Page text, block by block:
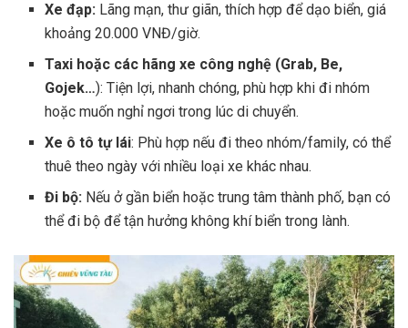
Xe đạp: Lãng mạn, thư giãn, thích hợp để dạo biển, giá
khoảng 20.000 VNĐ/giờ.
Taxi hoặc các hãng xe công nghệ (Grab, Be,
Gojek…): Tiện lợi, nhanh chóng, phù hợp khi đi nhóm
hoặc muốn nghỉ ngơi trong lúc di chuyển.
Xe ô tô tự lái: Phù hợp nếu đi theo nhóm/family, có thể
thuê theo ngày với nhiều loại xe khác nhau.
Đi bộ: Nếu ở gần biển hoặc trung tâm thành phố, bạn có
thể đi bộ để tận hưởng không khí biển trong lành.